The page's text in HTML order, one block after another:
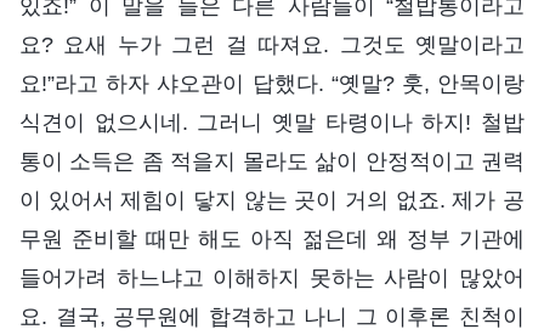
있죠!” 이 말을 들은 다른 사람들이 “철밥통이라고
요? 요새 누가 그런 걸 따져요. 그것도 옛말이라고
요!”라고 하자 샤오관이 답했다. “옛말? 훗, 안목이랑
식견이 없으시네. 그러니 옛말 타령이나 하지! 철밥
통이 소득은 좀 적을지 몰라도 삶이 안정적이고 권력
이 있어서 제힘이 닿지 않는 곳이 거의 없죠. 제가 공
무원 준비할 때만 해도 아직 젊은데 왜 정부 기관에
들어가려 하느냐고 이해하지 못하는 사람이 많았어
요. 결국, 공무원에 합격하고 나니 그 이후론 친척이